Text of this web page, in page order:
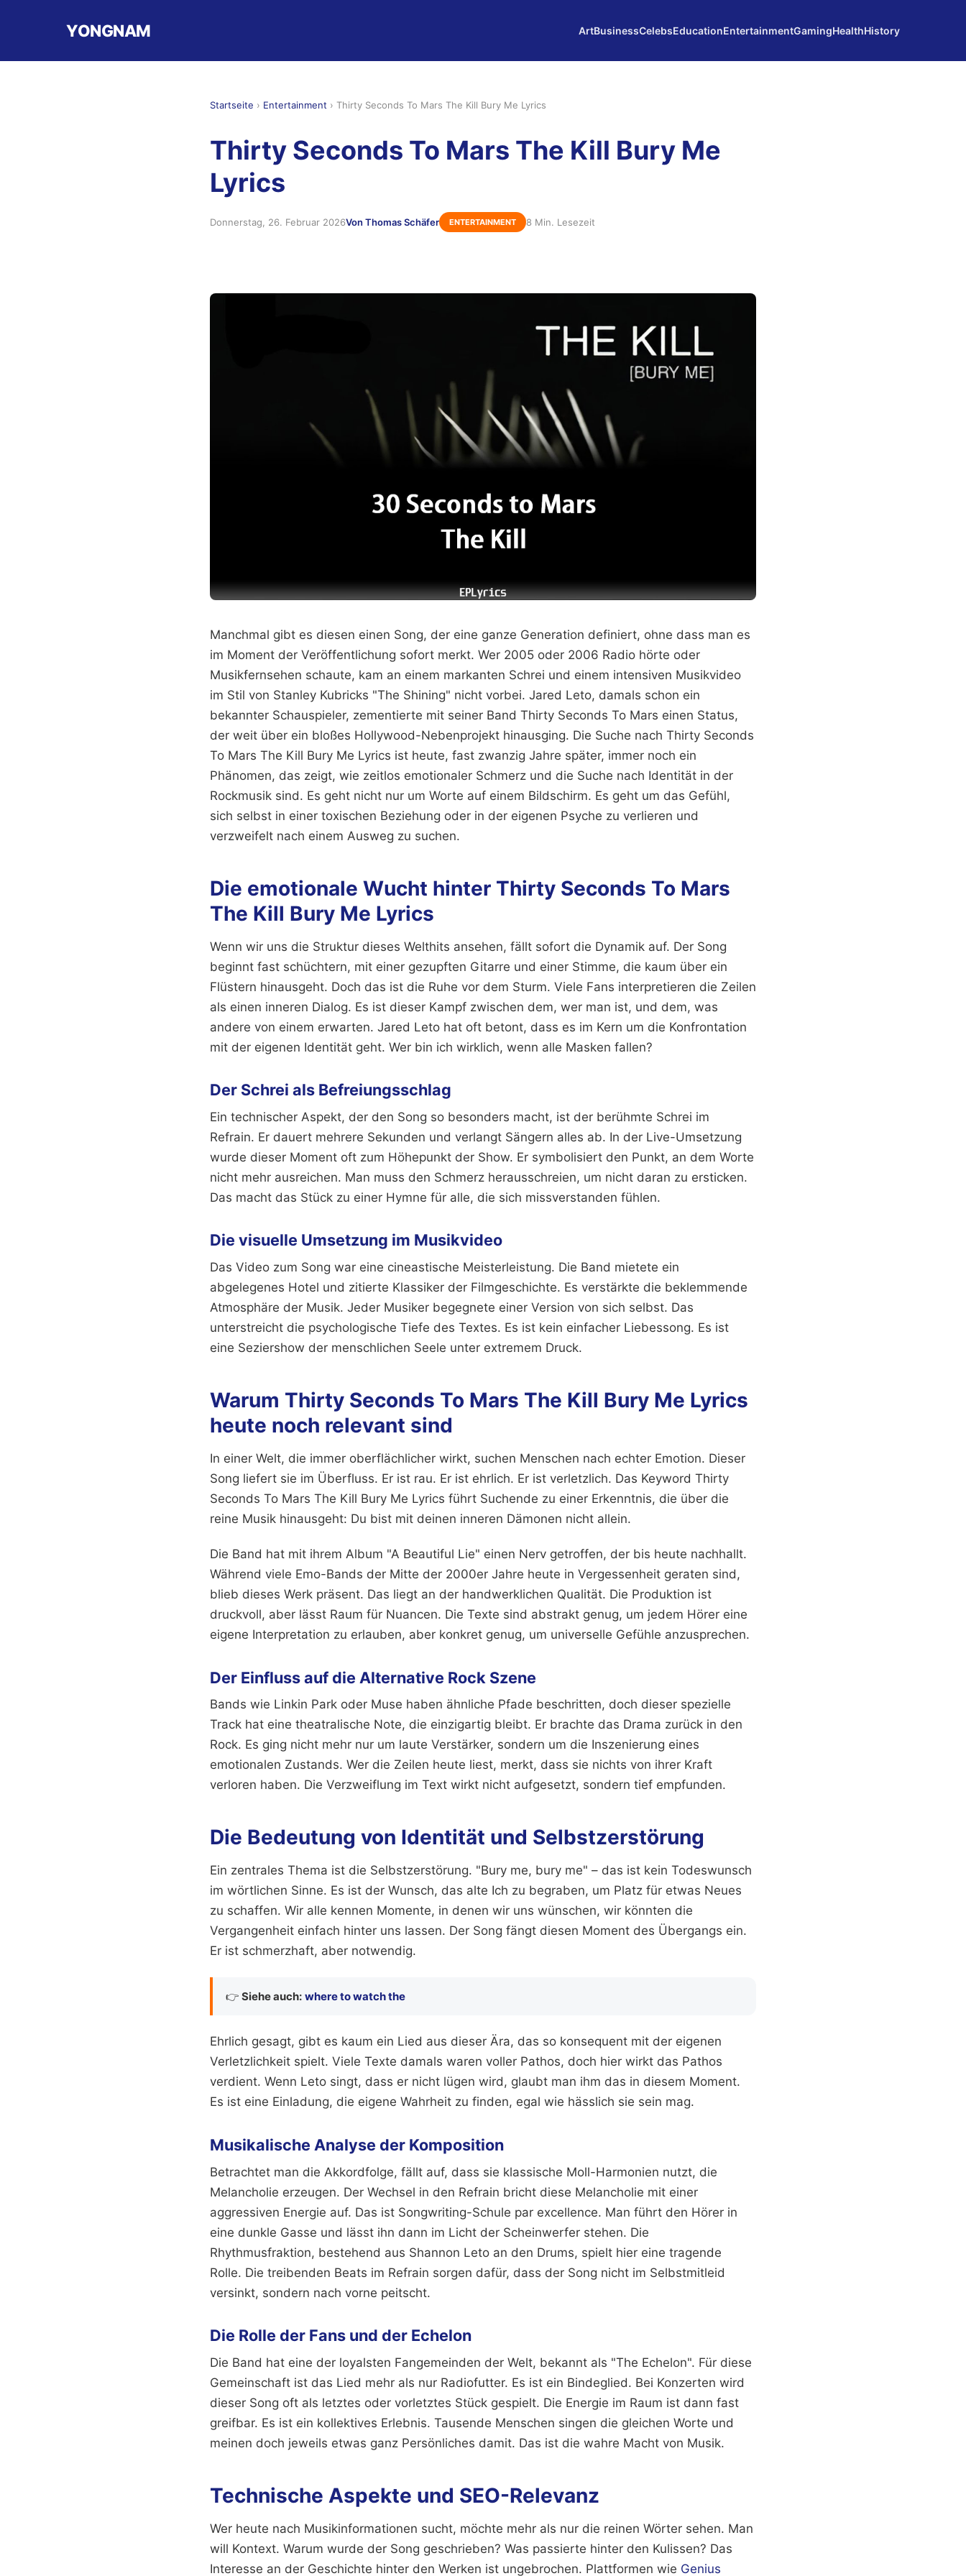
YONGNAM ArtBusinessCelebsEducationEntertainmentGamingHealthHistory
Startseite › Entertainment › Thirty Seconds To Mars The Kill Bury Me Lyrics
Thirty Seconds To Mars The Kill Bury Me
Lyrics
Donnerstag, 26. Februar 2026Von Thomas Schäfer ENTERTAINMENT 8 Min. Lesezeit
Manchmal gibt es diesen einen Song, der eine ganze Generation definiert, ohne dass man es
im Moment der Veröffentlichung sofort merkt. Wer 2005 oder 2006 Radio hörte oder
Musikfernsehen schaute, kam an einem markanten Schrei und einem intensiven Musikvideo
im Stil von Stanley Kubricks "The Shining" nicht vorbei. Jared Leto, damals schon ein
bekannter Schauspieler, zementierte mit seiner Band Thirty Seconds To Mars einen Status,
der weit über ein bloßes Hollywood-Nebenprojekt hinausging. Die Suche nach Thirty Seconds
To Mars The Kill Bury Me Lyrics ist heute, fast zwanzig Jahre später, immer noch ein
Phänomen, das zeigt, wie zeitlos emotionaler Schmerz und die Suche nach Identität in der
Rockmusik sind. Es geht nicht nur um Worte auf einem Bildschirm. Es geht um das Gefühl,
sich selbst in einer toxischen Beziehung oder in der eigenen Psyche zu verlieren und
verzweifelt nach einem Ausweg zu suchen.
Die emotionale Wucht hinter Thirty Seconds To Mars
The Kill Bury Me Lyrics
Wenn wir uns die Struktur dieses Welthits ansehen, fällt sofort die Dynamik auf. Der Song
beginnt fast schüchtern, mit einer gezupften Gitarre und einer Stimme, die kaum über ein
Flüstern hinausgeht. Doch das ist die Ruhe vor dem Sturm. Viele Fans interpretieren die Zeilen
als einen inneren Dialog. Es ist dieser Kampf zwischen dem, wer man ist, und dem, was
andere von einem erwarten. Jared Leto hat oft betont, dass es im Kern um die Konfrontation
mit der eigenen Identität geht. Wer bin ich wirklich, wenn alle Masken fallen?
Der Schrei als Befreiungsschlag
Ein technischer Aspekt, der den Song so besonders macht, ist der berühmte Schrei im
Refrain. Er dauert mehrere Sekunden und verlangt Sängern alles ab. In der Live-Umsetzung
wurde dieser Moment oft zum Höhepunkt der Show. Er symbolisiert den Punkt, an dem Worte
nicht mehr ausreichen. Man muss den Schmerz herausschreien, um nicht daran zu ersticken.
Das macht das Stück zu einer Hymne für alle, die sich missverstanden fühlen.
Die visuelle Umsetzung im Musikvideo
Das Video zum Song war eine cineastische Meisterleistung. Die Band mietete ein
abgelegenes Hotel und zitierte Klassiker der Filmgeschichte. Es verstärkte die beklemmende
Atmosphäre der Musik. Jeder Musiker begegnete einer Version von sich selbst. Das
unterstreicht die psychologische Tiefe des Textes. Es ist kein einfacher Liebessong. Es ist
eine Seziershow der menschlichen Seele unter extremem Druck.
Warum Thirty Seconds To Mars The Kill Bury Me Lyrics
heute noch relevant sind
In einer Welt, die immer oberflächlicher wirkt, suchen Menschen nach echter Emotion. Dieser
Song liefert sie im Überfluss. Er ist rau. Er ist ehrlich. Er ist verletzlich. Das Keyword Thirty
Seconds To Mars The Kill Bury Me Lyrics führt Suchende zu einer Erkenntnis, die über die
reine Musik hinausgeht: Du bist mit deinen inneren Dämonen nicht allein.
Die Band hat mit ihrem Album "A Beautiful Lie" einen Nerv getroffen, der bis heute nachhallt.
Während viele Emo-Bands der Mitte der 2000er Jahre heute in Vergessenheit geraten sind,
blieb dieses Werk präsent. Das liegt an der handwerklichen Qualität. Die Produktion ist
druckvoll, aber lässt Raum für Nuancen. Die Texte sind abstrakt genug, um jedem Hörer eine
eigene Interpretation zu erlauben, aber konkret genug, um universelle Gefühle anzusprechen.
Der Einfluss auf die Alternative Rock Szene
Bands wie Linkin Park oder Muse haben ähnliche Pfade beschritten, doch dieser spezielle
Track hat eine theatralische Note, die einzigartig bleibt. Er brachte das Drama zurück in den
Rock. Es ging nicht mehr nur um laute Verstärker, sondern um die Inszenierung eines
emotionalen Zustands. Wer die Zeilen heute liest, merkt, dass sie nichts von ihrer Kraft
verloren haben. Die Verzweiflung im Text wirkt nicht aufgesetzt, sondern tief empfunden.
Die Bedeutung von Identität und Selbstzerstörung
Ein zentrales Thema ist die Selbstzerstörung. "Bury me, bury me" – das ist kein Todeswunsch
im wörtlichen Sinne. Es ist der Wunsch, das alte Ich zu begraben, um Platz für etwas Neues
zu schaffen. Wir alle kennen Momente, in denen wir uns wünschen, wir könnten die
Vergangenheit einfach hinter uns lassen. Der Song fängt diesen Moment des Übergangs ein.
Er ist schmerzhaft, aber notwendig.
👉 Siehe auch: where to watch the
Ehrlich gesagt, gibt es kaum ein Lied aus dieser Ära, das so konsequent mit der eigenen
Verletzlichkeit spielt. Viele Texte damals waren voller Pathos, doch hier wirkt das Pathos
verdient. Wenn Leto singt, dass er nicht lügen wird, glaubt man ihm das in diesem Moment.
Es ist eine Einladung, die eigene Wahrheit zu finden, egal wie hässlich sie sein mag.
Musikalische Analyse der Komposition
Betrachtet man die Akkordfolge, fällt auf, dass sie klassische Moll-Harmonien nutzt, die
Melancholie erzeugen. Der Wechsel in den Refrain bricht diese Melancholie mit einer
aggressiven Energie auf. Das ist Songwriting-Schule par excellence. Man führt den Hörer in
eine dunkle Gasse und lässt ihn dann im Licht der Scheinwerfer stehen. Die
Rhythmusfraktion, bestehend aus Shannon Leto an den Drums, spielt hier eine tragende
Rolle. Die treibenden Beats im Refrain sorgen dafür, dass der Song nicht im Selbstmitleid
versinkt, sondern nach vorne peitscht.
Die Rolle der Fans und der Echelon
Die Band hat eine der loyalsten Fangemeinden der Welt, bekannt als "The Echelon". Für diese
Gemeinschaft ist das Lied mehr als nur Radiofutter. Es ist ein Bindeglied. Bei Konzerten wird
dieser Song oft als letztes oder vorletztes Stück gespielt. Die Energie im Raum ist dann fast
greifbar. Es ist ein kollektives Erlebnis. Tausende Menschen singen die gleichen Worte und
meinen doch jeweils etwas ganz Persönliches damit. Das ist die wahre Macht von Musik.
Technische Aspekte und SEO-Relevanz
Wer heute nach Musikinformationen sucht, möchte mehr als nur die reinen Wörter sehen. Man
will Kontext. Warum wurde der Song geschrieben? Was passierte hinter den Kulissen? Das
Interesse an der Geschichte hinter den Werken ist ungebrochen. Plattformen wie Genius